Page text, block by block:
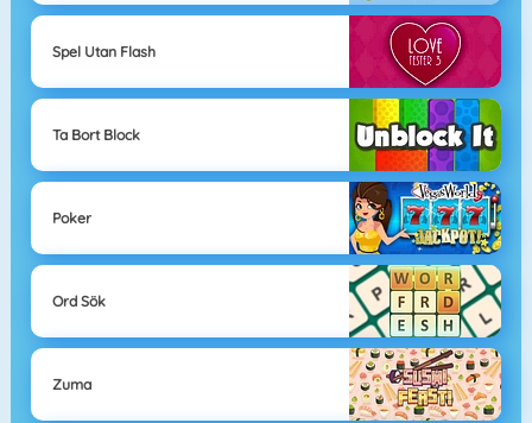
Spel Utan Flash
Ta Bort Block
Poker
Ord Sök
Zuma